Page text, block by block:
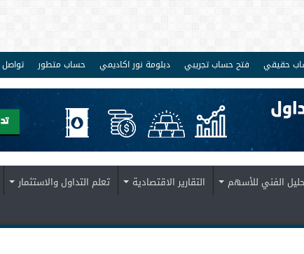
حقيقي فتح حساب تجريبي دبلومة نور اكاديمي حساب متطور تواصل
الفني للأسهم التقارير الاقتصادية تعلم التداول والاستثمار